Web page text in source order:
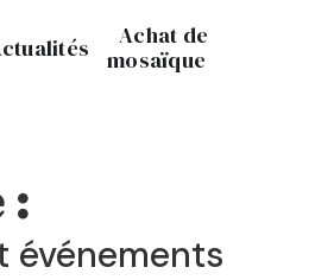
Achat de
mosaïque
:
événements